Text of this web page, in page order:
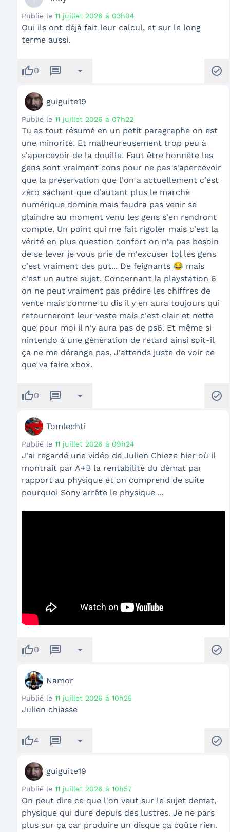
Publié le 11 juillet 2026 à 03h04
Oui ils ont déjà fait leur calcul, et sur le long
terme aussi.
thumb_up0 message arrow_drop_down check_circle
guiguite19
Publié le 11 juillet 2026 à 07h22
Tu as tout résumé en un petit paragraphe on est
une minorité. Et malheureusement trop peu à
s'apercevoir de la douille. Faut être honnête les
gens sont vraiment cons pour ne pas s'apercevoir
que la préservation que l'on a actuellement c'est
zéro sachant que d'autant plus le marché
numérique domine mais faudra pas venir se
plaindre au moment venu les gens s'en rendront
compte. Un point qui me fait rigoler mais c'est la
vérité en plus question confort on n'a pas besoin
de se lever je vous prie de m'excuser lol les gens
c'est vraiment des put... De feignants 😂 mais
c'est un autre sujet. Concernant la playstation 6
on ne peut vraiment pas prédire les chiffres de
vente mais comme tu dis il y en aura toujours qui
retourneront leur veste mais c'est clair et nette
que pour moi il n'y aura pas de ps6. Et même si
nintendo à une génération de retard ainsi soit-il
ça ne me dérange pas. J'attends juste de voir ce
que va faire xbox.
thumb_up0 message arrow_drop_down check_circle
Tomlechti
Publié le 11 juillet 2026 à 09h24
J'ai regardé une vidéo de Julien Chieze hier où il
montrait par A+B la rentabilité du démat par
rapport au physique et on comprend de suite
pourquoi Sony arrête le physique ...
thumb_up0 message arrow_drop_down check_circle
Namor
Publié le 11 juillet 2026 à 10h25
Julien chiasse
thumb_up4 message arrow_drop_down check_circle
guiguite19
Publié le 11 juillet 2026 à 10h57
On peut dire ce que l'on veut sur le sujet demat,
physique qui dure depuis des lustres. Je ne pars
plus sur ça car produire un disque ça coûte rien.